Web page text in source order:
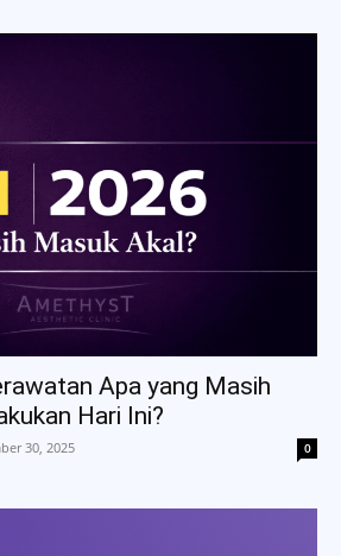
Apa yang Masih
Hari Ini?
30, 2025 0